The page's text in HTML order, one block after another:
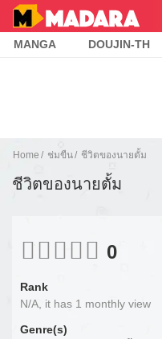
MANGA DOUJIN-TH
Home ช่มขืน ชีวิตของนายตั้ม
ชีวิตของนายตั้ม
0
Rank
N/A, it has 1 monthly view
Genre(s)